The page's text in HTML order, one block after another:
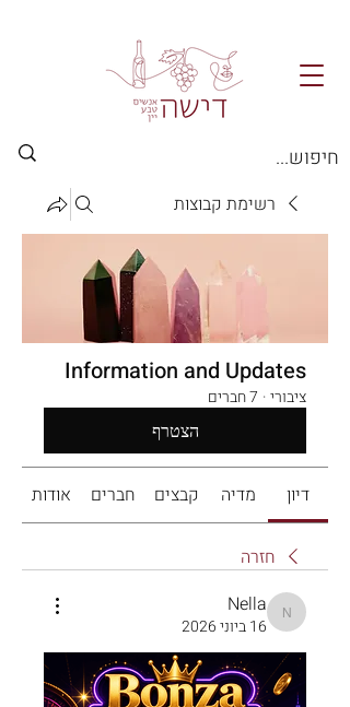
רשימת קבוצות
Information and Updates
ציבורי· 7 חברים
הצטרף
דיון מדיה קבצים חברים אודות
חזרה
Nella
Nella
16 ביוני 2026